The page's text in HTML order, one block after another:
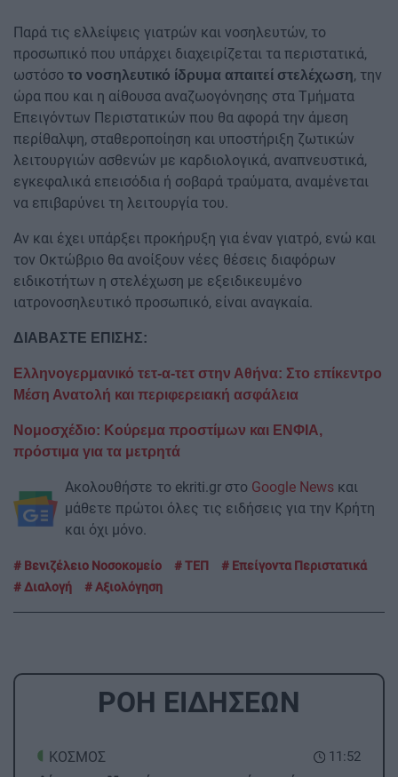
Παρά τις ελλείψεις γιατρών και νοσηλευτών, το
προσωπικό που υπάρχει διαχειρίζεται τα περιστατικά,
ωστόσο το νοσηλευτικό ίδρυμα απαιτεί στελέχωση, την
ώρα που και η αίθουσα αναζωογόνησης στα Τμήματα
Επειγόντων Περιστατικών που θα αφορά την άμεση
περίθαλψη, σταθεροποίηση και υποστήριξη ζωτικών
λειτουργιών ασθενών με καρδιολογικά, αναπνευστικά,
εγκεφαλικά επεισόδια ή σοβαρά τραύματα, αναμένεται
να επιβαρύνει τη λειτουργία του.
Αν και έχει υπάρξει προκήρυξη για έναν γιατρό, ενώ και
τον Οκτώβριο θα ανοίξουν νέες θέσεις διαφόρων
ειδικοτήτων η στελέχωση με εξειδικευμένο
ιατρονοσηλευτικό προσωπικό, είναι αναγκαία.
ΔΙΑΒΑΣΤΕ ΕΠΙΣΗΣ:
Ελληνογερμανικό τετ-α-τετ στην Αθήνα: Στο επίκεντρο
Μέση Ανατολή και περιφερειακή ασφάλεια
Νομοσχέδιο: Κούρεμα προστίμων και ΕΝΦΙΑ,
πρόστιμα για τα μετρητά
Ακολουθήστε το ekriti.gr στο Google News και
μάθετε πρώτοι όλες τις ειδήσεις για την Κρήτη
και όχι μόνο.
Βενιζέλειο Νοσοκομείο ΤΕΠ
Επείγοντα Περιστατικά
Διαλογή
Αξιολόγηση
ΡΟΗ ΕΙΔΗΣΕΩΝ
11:52
ΚΟΣΜΟΣ